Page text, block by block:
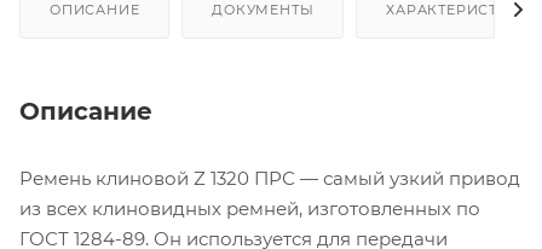
ОПИСАНИЕ ДОКУМЕНТЫ ХАРАКТЕРИСТИКИ
Описание
Ремень клиновой Z 1320 ПРС — самый узкий привод
из всех клиновидных ремней, изготовленных по
ГОСТ 1284-89. Он используется для передачи